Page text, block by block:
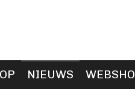
NIEUWS